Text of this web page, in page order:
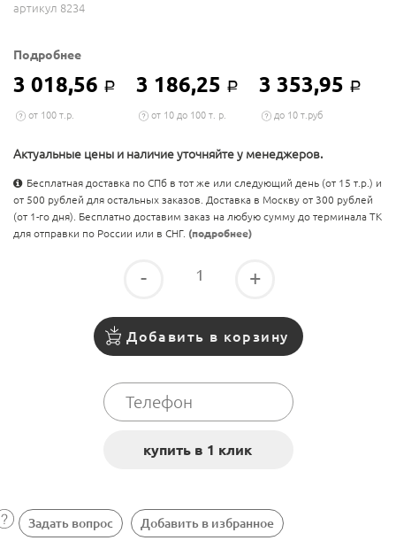
артикул 8234
Подробнее
3 018,56 Р 3 186,25 Р 3 353,95 Р
от 100 т.р. от 10 до 100 т. р. до 10 т.руб
Актуальные цены и наличие уточняйте у менеджеров.
Бесплатная доставка по СПб в тот же или следующий день (от 15 т.р.) и
от 500 рублей для остальных заказов. Доставка в Москву от 300 рублей
(от 1-го дня). Бесплатно доставим заказ на любую сумму до терминала ТК
для отправки по России или в СНГ. (подробнее)
- +
Добавить в корзину
Задать вопрос Добавить в избранное